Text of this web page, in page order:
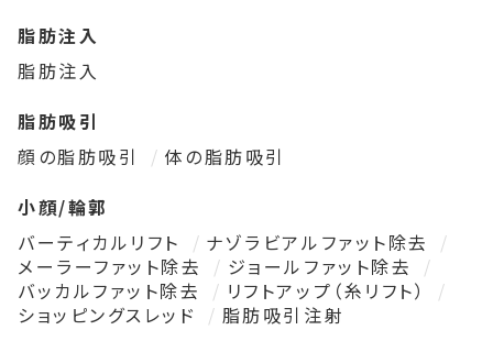
脂肪注入
脂肪注入
脂肪吸引
顔の脂肪吸引
体の脂肪吸引
小顔/輪郭
バーティカルリフト
ナゾラビアルファット除去
メーラーファット除去
ジョールファット除去
バッカルファット除去
リフトアップ（糸リフト）
ショッピングスレッド
脂肪吸引注射